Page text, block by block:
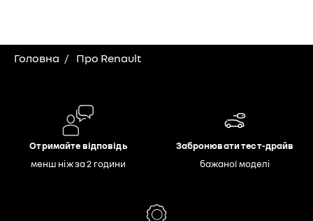
Головна Про Renault
Отримайте відповідь
менш ніж за 2 години
Забронювати тест-драйв
бажаної моделі